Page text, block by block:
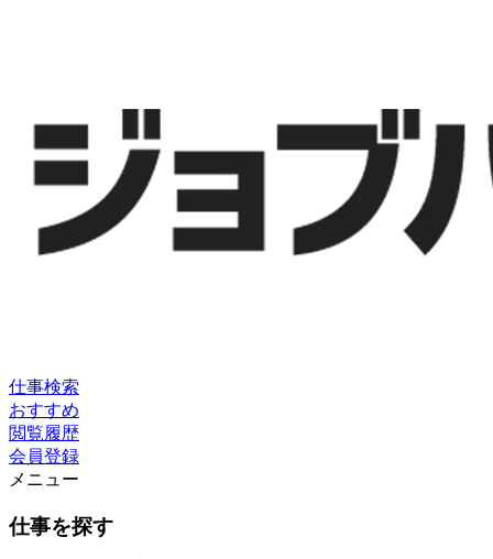
仕事検索
おすすめ
閲覧履歴
会員登録
メニュー
仕事を探す